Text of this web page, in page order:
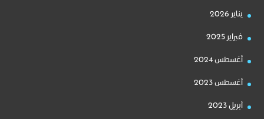
يناير 2026
فبراير 2025
أغسطس 2024
أغسطس 2023
أبريل 2023